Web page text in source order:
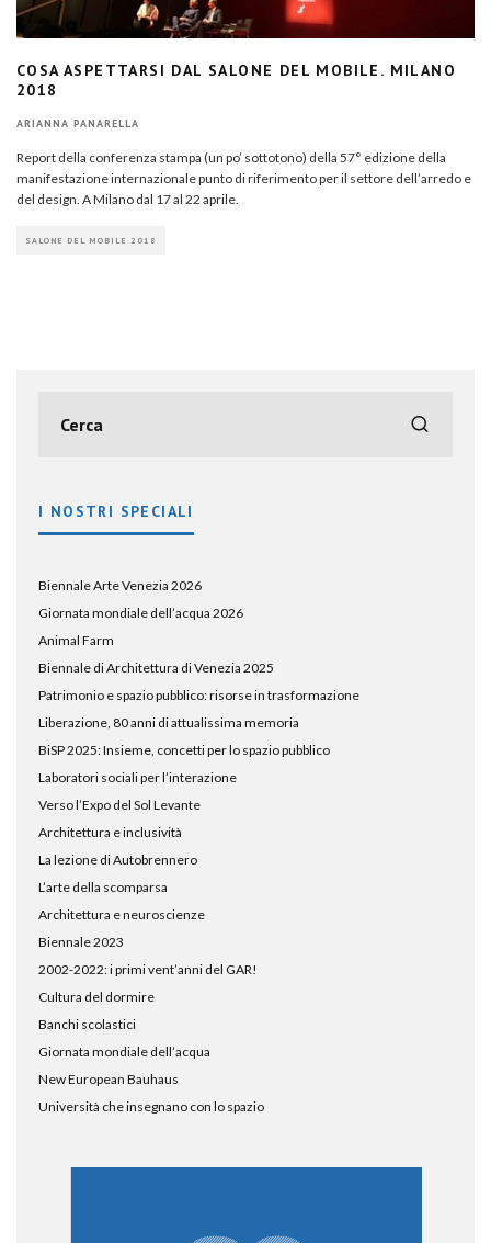
COSA ASPETTARSI DAL SALONE DEL MOBILE. MILANO
2018
ARIANNA PANARELLA
Report della conferenza stampa (un po’ sottotono) della 57° edizione della
manifestazione internazionale punto di riferimento per il settore dell’arredo e
del design. A Milano dal 17 al 22 aprile.
SALONE DEL MOBILE 2018
I NOSTRI SPECIALI
Biennale Arte Venezia 2026
Giornata mondiale dell’acqua 2026
Animal Farm
Biennale di Architettura di Venezia 2025
Patrimonio e spazio pubblico: risorse in trasformazione
Liberazione, 80 anni di attualissima memoria
BiSP 2025: Insieme, concetti per lo spazio pubblico
Laboratori sociali per l’interazione
Verso l’Expo del Sol Levante
Architettura e inclusività
La lezione di Autobrennero
L’arte della scomparsa
Architettura e neuroscienze
Biennale 2023
2002-2022: i primi vent’anni del GAR!
Cultura del dormire
Banchi scolastici
Giornata mondiale dell’acqua
New European Bauhaus
Università che insegnano con lo spazio